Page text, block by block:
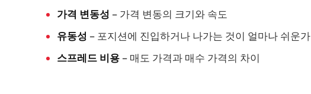
가격 변동성 – 가격 변동의 크기와 속도
유동성 – 포지션에 진입하거나 나가는 것이 얼마나 쉬운가
스프레드 비용 – 매도 가격과 매수 가격의 차이